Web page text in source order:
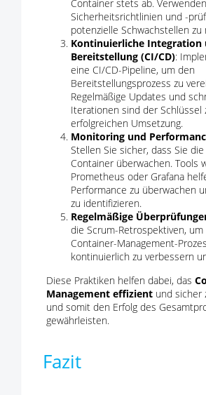
Container stets ab.
Sicherheitsrichtlinien und -
potenzielle Schwachstellen zu
Kontinuierliche Integration
Bereitstellung (CI/CD):
eine CI/CD-Pipeline, um den
Bereitstellungsprozess zu
Regelmäßige Updates und
Iterationen sind der Schlüssel
erfolgreichen Umsetzung.
Monitoring und
Stellen Sie sicher, dass Sie
Container überwachen. Tools
Prometheus oder Grafana
Performance zu überwachen
zu identifizieren.
Regelmäßige
die Scrum-Retrospektiven,
Container-Management-
kontinuierlich zu verbessern
Diese Praktiken helfen dabei, das
Management effizient und sicher
und somit den Erfolg des
gewährleisten.
Fazit